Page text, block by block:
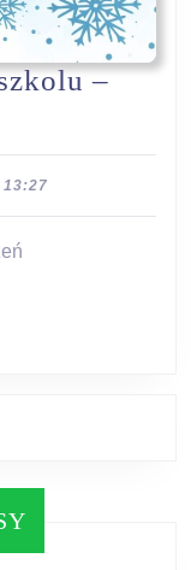
–
13:27